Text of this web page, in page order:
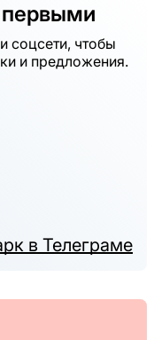
первыми
соцсети, чтобы
и предложения.
в Телеграме